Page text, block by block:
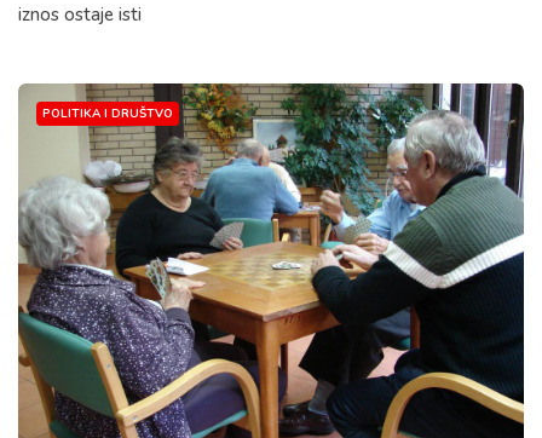
iznos ostaje isti
POLITIKA I DRUŠTVO